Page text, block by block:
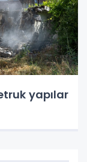
yapılar